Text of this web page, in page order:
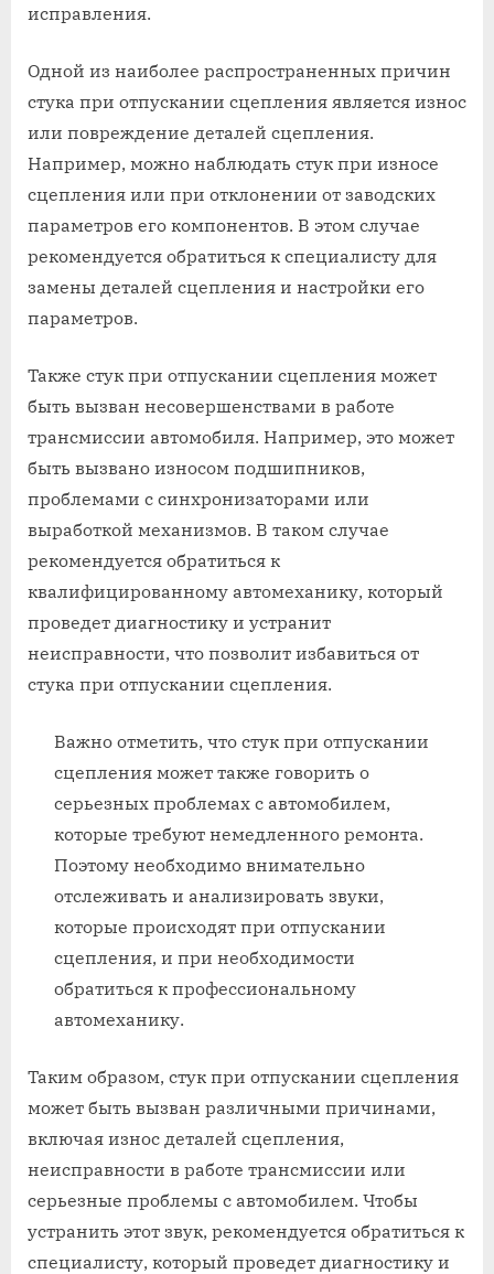
исправления.
Одной из наиболее распространенных причин
стука при отпускании сцепления является износ
или повреждение деталей сцепления.
Например, можно наблюдать стук при износе
сцепления или при отклонении от заводских
параметров его компонентов. В этом случае
рекомендуется обратиться к специалисту для
замены деталей сцепления и настройки его
параметров.
Также стук при отпускании сцепления может
быть вызван несовершенствами в работе
трансмиссии автомобиля. Например, это может
быть вызвано износом подшипников,
проблемами с синхронизаторами или
выработкой механизмов. В таком случае
рекомендуется обратиться к
квалифицированному автомеханику, который
проведет диагностику и устранит
неисправности, что позволит избавиться от
стука при отпускании сцепления.
Важно отметить, что стук при отпускании
сцепления может также говорить о
серьезных проблемах с автомобилем,
которые требуют немедленного ремонта.
Поэтому необходимо внимательно
отслеживать и анализировать звуки,
которые происходят при отпускании
сцепления, и при необходимости
обратиться к профессиональному
автомеханику.
Таким образом, стук при отпускании сцепления
может быть вызван различными причинами,
включая износ деталей сцепления,
неисправности в работе трансмиссии или
серьезные проблемы с автомобилем. Чтобы
устранить этот звук, рекомендуется обратиться к
специалисту, который проведет диагностику и